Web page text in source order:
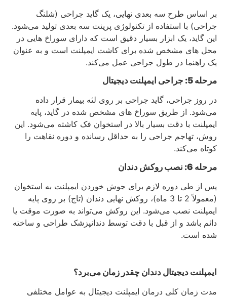
بر اساس طرح سه‌ بعدی نهایی، یک گاید جراحی (شلنگ
جراحی) با استفاده از تکنولوژی پرینت سه‌ بعدی تولید می‌شود.
این گاید، یک ابزار بسیار دقیق است که دارای سوراخ‌ هایی در
محل‌ های مشخص شده برای کاشت ایمپلنت است و به عنوان
یک راهنما در طول جراحی عمل می‌کند.
مرحله 5: جراحی ایمپلنت دیجیتال
در روز جراحی، گاید جراحی بر روی لثه بیمار قرار داده
می‌شود. از طریق سوراخ‌ های مشخص شده در گاید، پایه
ایمپلنت با دقت بسیار بالا در استخوان فک کاشته می‌شود. این
روش، تهاجم جراحی را به حداقل رسانده و دوره نقاهت را
کوتاه می‌کند.
مرحله 6: نصب روکش دندان
پس از طی دوره لازم برای جوش خوردن ایمپلنت به استخوان
(معمولاً 2 تا 3 ماه)، روکش نهایی دندان (تاج) بر روی پایه
ایمپلنت نصب می‌شود. این روکش می‌تواند به صورت موقت یا
دائم باشد و از قبل با دقت توسط دندانپزشک طراحی و ساخته
شده است.
ایمپلنت دیجیتال دندان چقدر زمان می‌برد؟
مدت زمان کلی درمان ایمپلنت دیجیتال به عوامل مختلفی